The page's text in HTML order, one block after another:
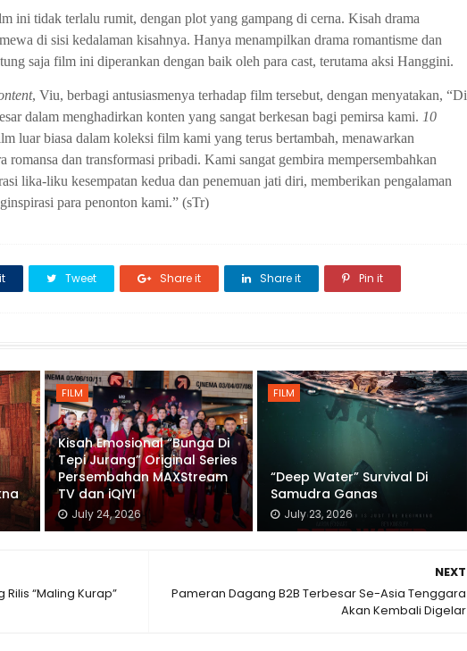
ini tidak terlalu rumit, dengan plot yang gampang di cerna. Kisah drama
di sisi kedalaman kisahnya. Hanya menampilkan drama romantisme dan
saja film ini diperankan dengan baik oleh para cast, terutama aksi Hanggini.
, Viu, berbagi antusiasmenya terhadap film tersebut, dengan menyatakan, “Di
dalam menghadirkan konten yang sangat berkesan bagi pemirsa kami. 10
luar biasa dalam koleksi film kami yang terus bertambah, menawarkan
romansa dan transformasi pribadi. Kami sangat gembira mempersembahkan
lika-liku kesempatan kedua dan penemuan jati diri, memberikan pengalaman
para penonton kami.” (sTr)
Tweet Share it Share it Pin it
FILM
Kisah Emosional “Bunga Di
Tepi Jurang” Original Series
Persembahan MAXStream
TV dan iQIYI
July 24, 2026
FILM
“Deep Water” Survival Di
Samudra Ganas
July 23, 2026
NEXT
Pameran Dagang B2B Terbesar Se-Asia Tenggara
Akan Kembali Digelar
“Maling Kurap”